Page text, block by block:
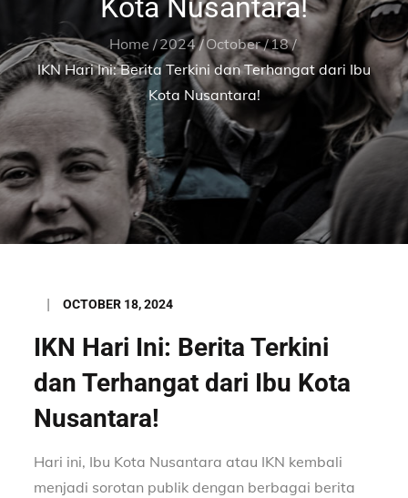
Kota Nusantara!
Home 2024 October 18
IKN Hari Ini: Berita Terkini dan Terhangat dari Ibu
Kota Nusantara!
Posted
OCTOBER 18, 2024
IKN Hari Ini: Berita Terkini
dan Terhangat dari Ibu Kota
Nusantara!
Hari ini, Ibu Kota Nusantara atau IKN kembali
menjadi sorotan publik dengan berbagai berita